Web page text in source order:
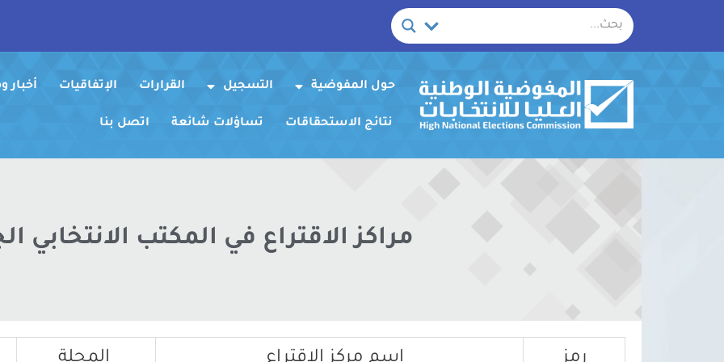
حول المفوضية التسجيل القرارات الإتفاقيات
نتائج الاستحقاقات تساؤلات شائعة اتصل بنا
مراكز الاقتراع في المكتب الانتخابي